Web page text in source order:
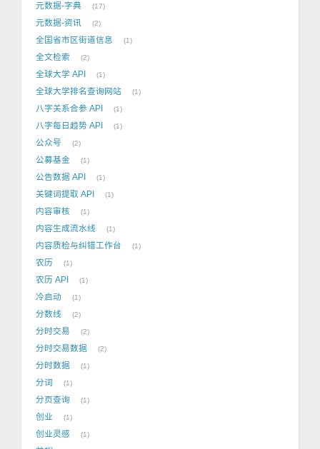
元数据-字典 17
元数据-资讯 2
全国省市区街道信息 1
全文检索 2
全球大学 API 1
全球大学排名查询网站 1
八字关系合参 API 1
八字每日趋势 API 1
公众号 2
公募基金 1
公告数据 API 1
关键词提取 API 1
内容审核 1
内容生成流水线 1
内容质检与纠错工作台 1
农历 1
农历 API 1
冷启动 1
分数线 2
分时交易 2
分时交易数据 2
分时数据 1
分词 1
分页查询 1
创业 1
创业灵感 1